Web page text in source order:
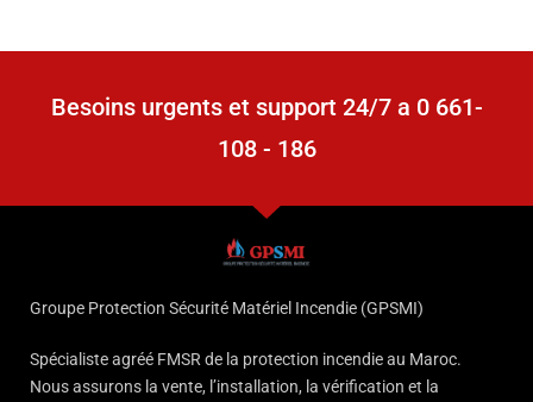
Besoins urgents et support 24/7 a 0 661-
108 - 186
Groupe Protection Sécurité Matériel Incendie (GPSMI)
Spécialiste agréé FMSR de la protection incendie au Maroc.
Nous assurons la vente, l’installation, la vérification et la